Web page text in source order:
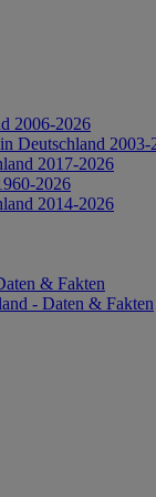
2006-2026
Deutschland 2003-
2017-2026
2026
2014-2026
& Fakten
- Daten & Fakten